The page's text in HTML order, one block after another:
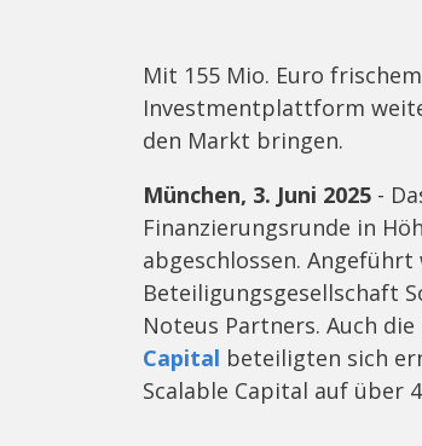
Mit 155 Mio. Euro
Investmentplattform
den Markt bringen.
München, 3. Juni 2025 -
Finanzierungsrunde in
abgeschlossen.
Beteiligungsgesellschaft
Noteus Partners. Auch
Capital beteiligten sich
Scalable Capital auf über